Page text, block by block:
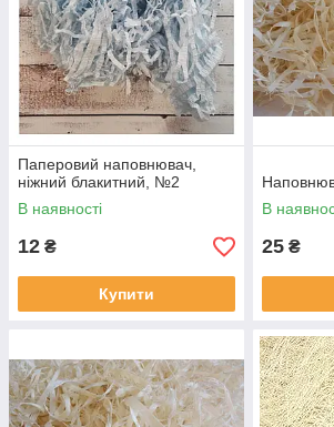
Паперовий наповнювач,
ніжний блакитний, №2
В наявності
12 ₴
Купити
В
25 ₴